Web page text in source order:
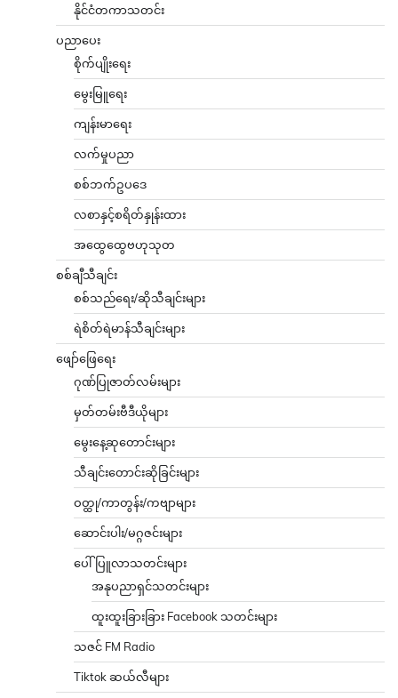
နိုင်ငံတကာသတင်း
ပညာပေး
စိုက်ပျိုးရေး
မွေးမြူရေး
ကျန်းမာရေး
လက်မှုပညာ
စစ်ဘက်ဥပဒေ
လစာနှင့်စရိတ်နှုန်းထား
အထွေထွေဗဟုသုတ
စစ်ချီသီချင်း
စစ်သည်ရေး/ဆိုသီချင်းများ
ရဲစိတ်ရဲမာန်သီချင်းများ
ဖျော်ဖြေရေး
ဂုဏ်ပြုဇာတ်လမ်းများ
မှတ်တမ်းဗီဒီယိုများ
မွေးနေ့ဆုတောင်းများ
သီချင်းတောင်းဆိုခြင်းများ
ဝတ္ထု/ကာတွန်း/ကဗျာများ
ဆောင်းပါး/မဂ္ဂဇင်းများ
ပေါ်ပြူလာသတင်းများ
အနုပညာရှင်သတင်းများ
ထူးထူးခြားခြား Facebook သတင်းများ
သဇင် FM Radio
Tiktok ဆယ်လီများ